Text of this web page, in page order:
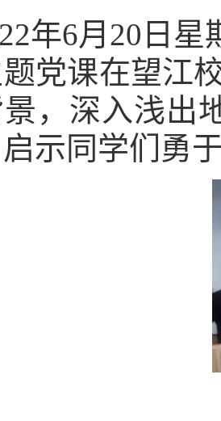
年6月20日
党课在望江
，深入浅出
示同学们勇